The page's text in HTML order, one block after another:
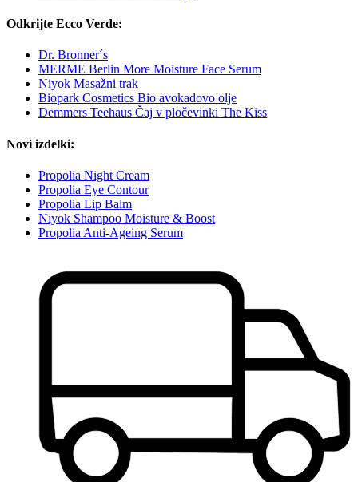
Odkrijte Ecco Verde:
Dr. Bronner´s
MERME Berlin More Moisture Face Serum
Niyok Masažni trak
Biopark Cosmetics Bio avokadovo olje
Demmers Teehaus Čaj v pločevinki The Kiss
Novi izdelki:
Propolia Night Cream
Propolia Eye Contour
Propolia Lip Balm
Niyok Shampoo Moisture & Boost
Propolia Anti-Ageing Serum